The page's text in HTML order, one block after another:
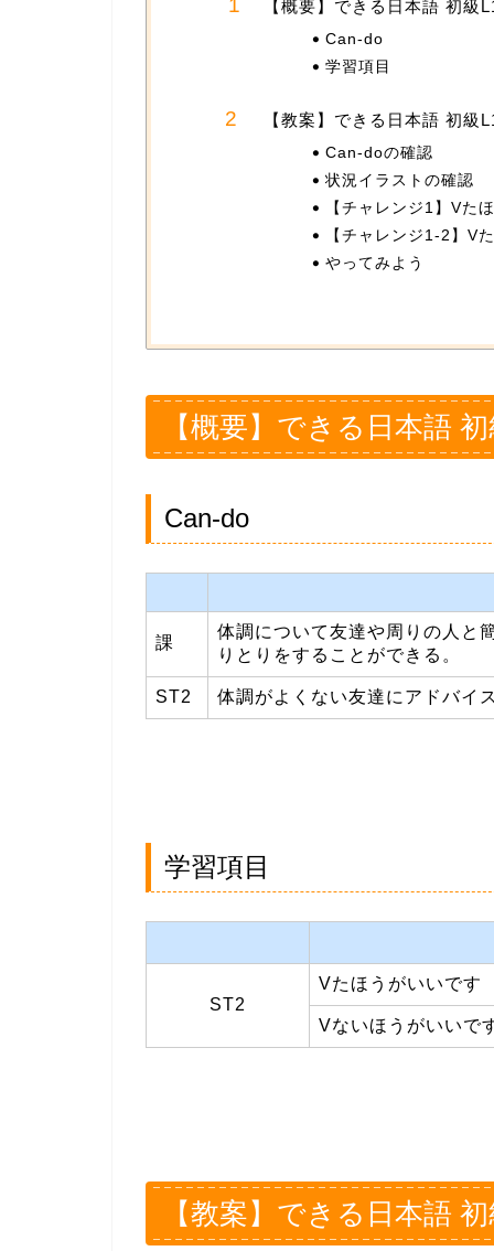
【概要】できる日本語 初級
Can-do
学習項目
【教案】できる日本語 初級
Can-doの確認
状況イラストの確認
【チャレンジ1】Vた
【チャレンジ1-2】V
やってみよう
【概要】できる日本語
Can-do
課
体調について友達や周りの人と
りとりをすることができる。
ST2 体調がよくない友達にアドバイ
学習項目
ST2
Vたほうがいいです
Vないほうがいいで
【教案】できる日本語